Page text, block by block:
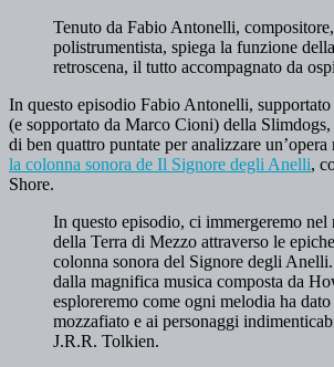
Tenuto da Fabio Antonelli,
polistrumentista, spiega la funzione
retroscena, il tutto accompagnato da
In questo episodio Fabio Antonelli,
(e sopportato da Marco Cioni) della
di ben quattro puntate per analizzare
la colonna sonora de Il Signore degli Anelli,
Shore.
In questo episodio, ci immergeremo nel
della Terra di Mezzo attraverso le
colonna sonora del Signore degli
dalla magnifica musica composta da
esploreremo come ogni melodia ha
mozzafiato e ai personaggi
J.R.R. Tolkien.